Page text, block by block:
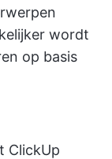
wordt
op basis
ClickUp